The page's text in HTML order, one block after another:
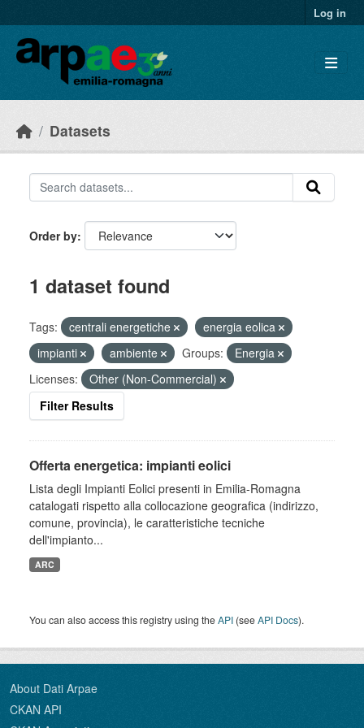
Log in
Datasets
Order by
1 dataset found
Tags: centrali energetiche
energia eolica
impianti
ambiente Groups:
Energia
Licenses:
Other (Non-Commercial)
Filter Results
Offerta energetica: impianti eolici
Lista degli Impianti Eolici presenti in Emilia-Romagna
catalogati rispetto alla collocazione geografica (indirizzo,
comune, provincia), le caratteristiche tecniche
dell'impianto...
ARC
You can also access this registry using theAPI (seeAPI Docs).
About Dati Arpae
CKAN API